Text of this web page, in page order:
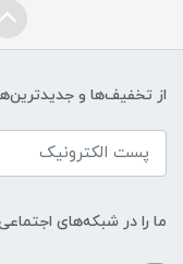
از تخفیف‌ها و
ما را در شبکه‌های